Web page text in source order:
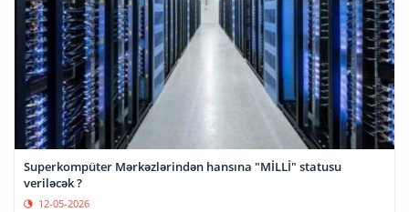
Superkompüter Mərkəzlərindən hansına "MİLLİ" statusu
veriləcək ?
12-05-2026